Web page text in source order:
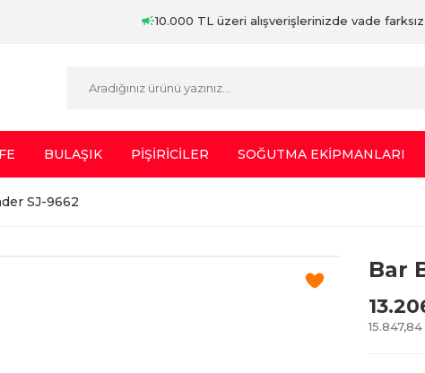
10.000 TL üzeri alışverişlerinizde vade
BULAŞIK PİŞİRİCİLER SOĞUTMA EKİPMANLARI
SJ-9662
Bar